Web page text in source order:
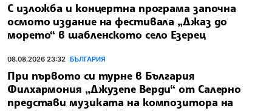
С изложба и концертна програма започна
осмото издание на фестивала „Джаз до
морето“ в шабленското село Езерец
08.08.2026 23:32 БЪЛГАРИЯ
При първото си турне в България
Филхармония „Джузепе Верди“ от Салерно
представи музиката на композитора на